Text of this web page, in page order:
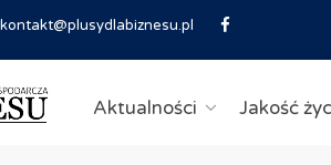
kontakt@plusydlabiznesu.pl
Aktualności Jakość